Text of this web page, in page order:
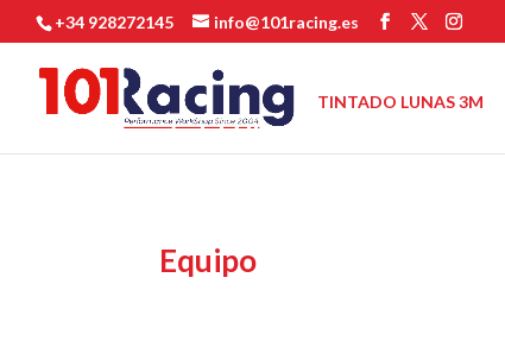
+34 928272145 info@101racing.es
TINTADO LUNAS 3M
Equipo